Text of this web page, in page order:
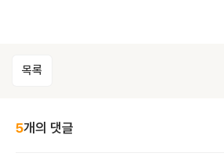
목록
5개의 댓글